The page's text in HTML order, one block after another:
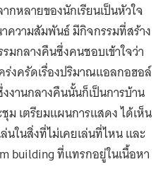
กหลายของนักเรียนเป็นหัวใจ
ความสัมพันธ์ มีกิจกรรมที่สร้าง
มกลางคืนซึ่งคนชอบเข้าใจว่า
ร่งครัดเรื่องปริมาณแอลกอฮอล์
งงานกลางคืนนั้นก็เป็นการบ้าน
ม เตรียมแผนการแสดง ได้เห็น
นในสิ่งที่ไม่เคยเล่นที่ไหน และ
building ที่แทรกอยู่ในเนื้อหา